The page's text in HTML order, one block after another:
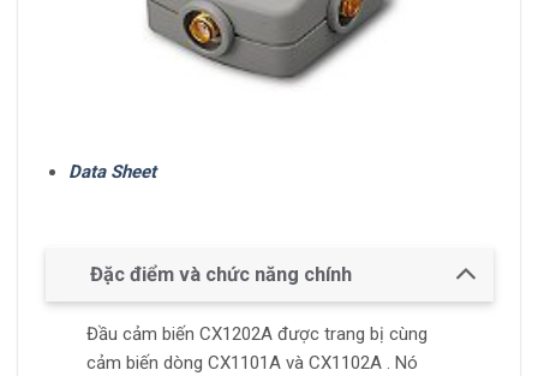
Data Sheet
Đặc điểm và chức năng chính
Đầu cảm biến CX1202A được trang bị cùng
cảm biến dòng CX1101A và CX1102A . Nó